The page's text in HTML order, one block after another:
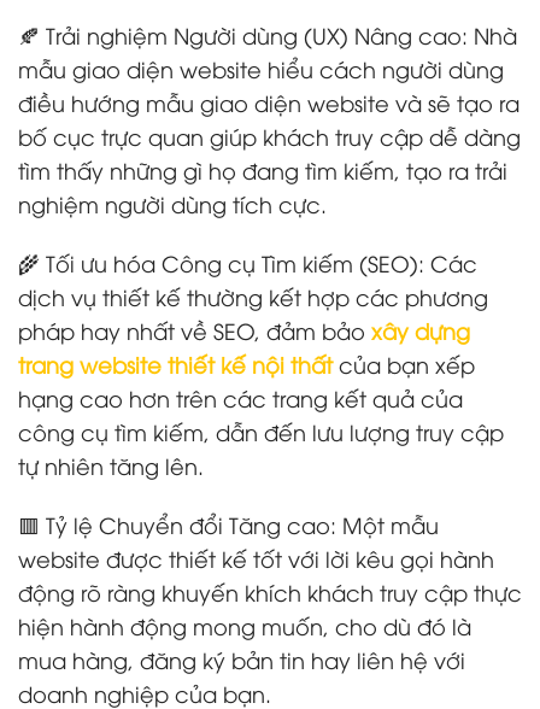
🍂 Trải nghiệm Người dùng (UX) Nâng cao: Nhà
mẫu giao diện website hiểu cách người dùng
điều hướng mẫu giao diện website và sẽ tạo ra
bố cục trực quan giúp khách truy cập dễ dàng
tìm thấy những gì họ đang tìm kiếm, tạo ra trải
nghiệm người dùng tích cực.
🌾 Tối ưu hóa Công cụ Tìm kiếm (SEO): Các
dịch vụ thiết kế thường kết hợp các phương
pháp hay nhất về SEO, đảm bảo xây dựng
trang website thiết kế nội thấtcủa bạn xếp
hạng cao hơn trên các trang kết quả của
công cụ tìm kiếm, dẫn đến lưu lượng truy cập
tự nhiên tăng lên.
🟥 Tỷ lệ Chuyển đổi Tăng cao: Một mẫu
website được thiết kế tốt với lời kêu gọi hành
động rõ ràng khuyến khích khách truy cập thực
hiện hành động mong muốn, cho dù đó là
mua hàng, đăng ký bản tin hay liên hệ với
doanh nghiệp của bạn.